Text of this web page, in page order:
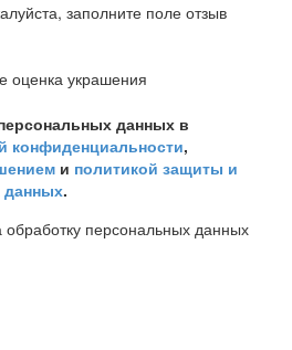
заполните поле отзыв
оценка украшения
данных в
конфиденциальности,
и политикой защиты и
данных.
обработку персональных данных